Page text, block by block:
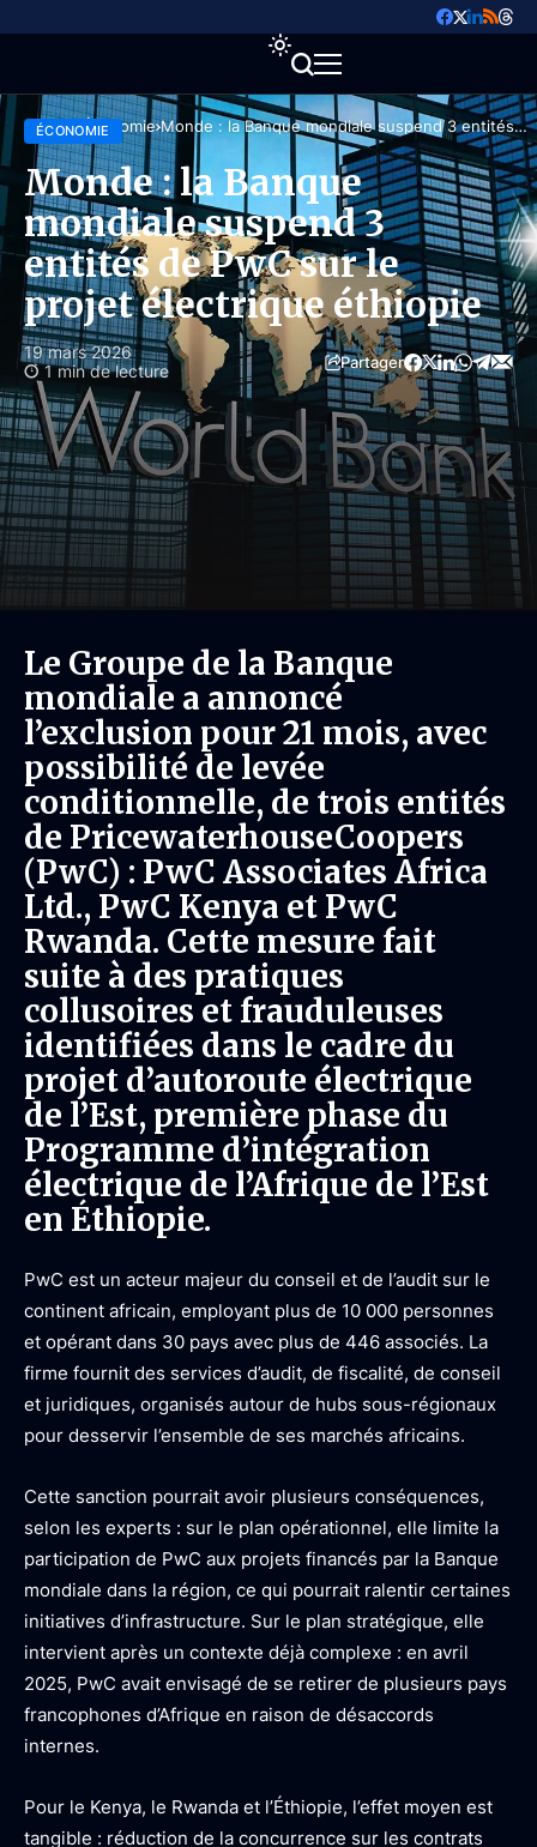
Accueil Économie Monde : la Banque mondiale suspend 3 entités
de PwC sur le projet électrique éthiopie
ÉCONOMIE
Monde : la Banque
mondiale suspend 3
entités de PwC sur le
projet électrique éthiopie
19 mars 2026
1 min de lecture
Partager
Le Groupe de la Banque
mondiale a annoncé
l’exclusion pour 21 mois, avec
possibilité de levée
conditionnelle, de trois entités
de PricewaterhouseCoopers
(PwC) : PwC Associates Africa
Ltd., PwC Kenya et PwC
Rwanda. Cette mesure fait
suite à des pratiques
collusoires et frauduleuses
identifiées dans le cadre du
projet d’autoroute électrique
de l’Est, première phase du
Programme d’intégration
électrique de l’Afrique de l’Est
en Éthiopie.
PwC est un acteur majeur du conseil et de l’audit sur le
continent africain, employant plus de 10 000 personnes
et opérant dans 30 pays avec plus de 446 associés. La
firme fournit des services d’audit, de fiscalité, de conseil
et juridiques, organisés autour de hubs sous-régionaux
pour desservir l’ensemble de ses marchés africains.
Cette sanction pourrait avoir plusieurs conséquences,
selon les experts : sur le plan opérationnel, elle limite la
participation de PwC aux projets financés par la Banque
mondiale dans la région, ce qui pourrait ralentir certaines
initiatives d’infrastructure. Sur le plan stratégique, elle
intervient après un contexte déjà complexe : en avril
2025, PwC avait envisagé de se retirer de plusieurs pays
francophones d’Afrique en raison de désaccords
internes.
Pour le Kenya, le Rwanda et l’Éthiopie, l’effet moyen est
tangible : réduction de la concurrence sur les contrats